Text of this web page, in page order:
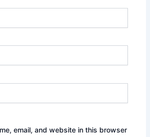
email, and website in this browser